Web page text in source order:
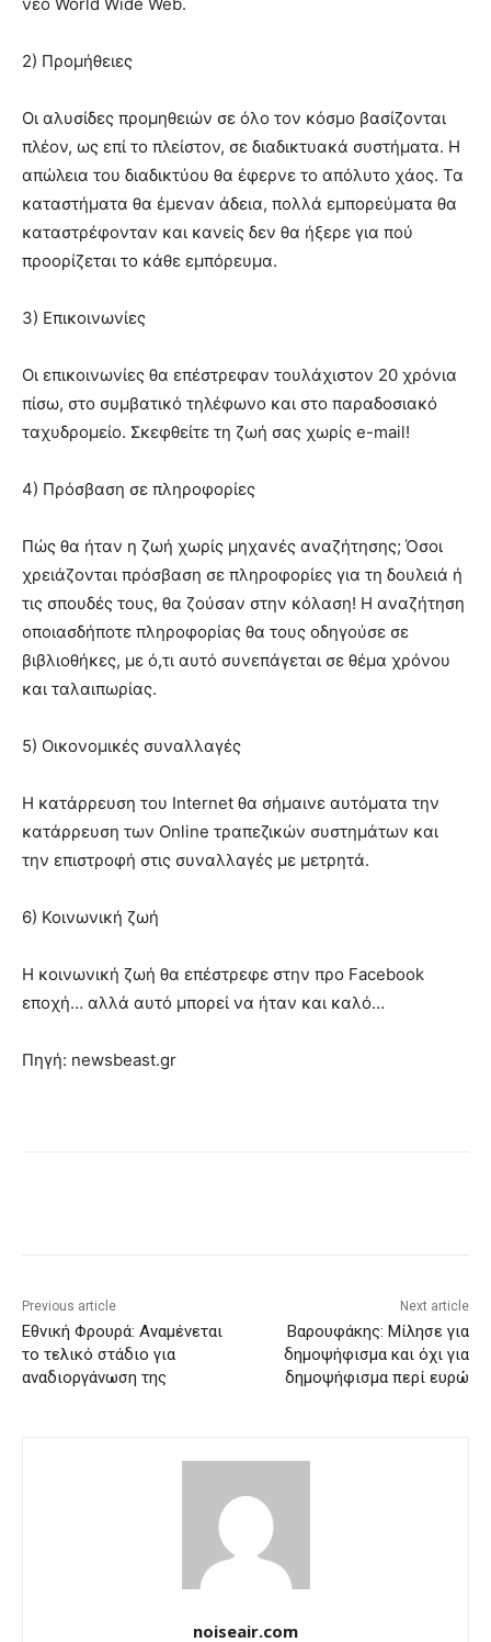
νέο World Wide Web.
2) Προμήθειες
Οι αλυσίδες προμηθειών σε όλο τον κόσμο βασίζονται
πλέον, ως επί το πλείστον, σε διαδικτυακά συστήματα. Η
απώλεια του διαδικτύου θα έφερνε το απόλυτο χάος. Τα
καταστήματα θα έμεναν άδεια, πολλά εμπορεύματα θα
καταστρέφονταν και κανείς δεν θα ήξερε για πού
προορίζεται το κάθε εμπόρευμα.
3) Επικοινωνίες
Οι επικοινωνίες θα επέστρεφαν τουλάχιστον 20 χρόνια
πίσω, στο συμβατικό τηλέφωνο και στο παραδοσιακό
ταχυδρομείο. Σκεφθείτε τη ζωή σας χωρίς e-mail!
4) Πρόσβαση σε πληροφορίες
Πώς θα ήταν η ζωή χωρίς μηχανές αναζήτησης; Όσοι
χρειάζονται πρόσβαση σε πληροφορίες για τη δουλειά ή
τις σπουδές τους, θα ζούσαν στην κόλαση! Η αναζήτηση
οποιασδήποτε πληροφορίας θα τους οδηγούσε σε
βιβλιοθήκες, με ό,τι αυτό συνεπάγεται σε θέμα χρόνου
και ταλαιπωρίας.
5) Οικονομικές συναλλαγές
Η κατάρρευση του Internet θα σήμαινε αυτόματα την
κατάρρευση των Online τραπεζικών συστημάτων και
την επιστροφή στις συναλλαγές με μετρητά.
6) Κοινωνική ζωή
Η κοινωνική ζωή θα επέστρεφε στην προ Facebook
εποχή… αλλά αυτό μπορεί να ήταν και καλό…
Πηγή: newsbeast.gr
Previous article
Εθνική Φρουρά: Aναμένεται
το τελικό στάδιο για
αναδιοργάνωση της
Next article
Bαρουφάκης: Μίλησε για
δημοψήφισμα και όχι για
δημοψήφισμα περί ευρώ
noiseair.com